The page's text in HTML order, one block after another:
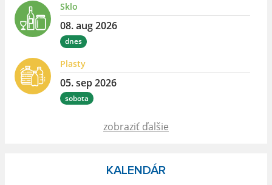
Sklo
08. aug 2026
dnes
Plasty
05. sep 2026
sobota
zobraziť ďalšie
KALENDÁR